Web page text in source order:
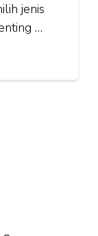
jenis
…